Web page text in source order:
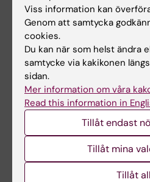
behandling av
matstrups- och
magsäckscancer
Överlevnaden vid matstrups-
och magsäckscancer har ökat,
men många…
Viss information kan
Genom att samtycka
cookies.
Du kan när som helst ändra
samtycke via kakikonen
sidan.
Mer information om våra
Read this information in
Tillåt endast
Tillåt mina
Tillåt